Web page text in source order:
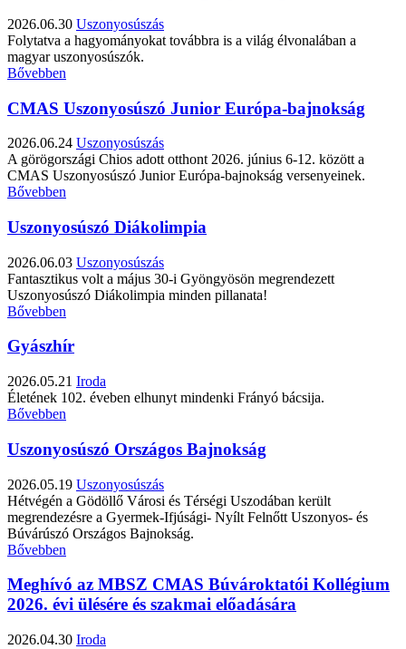
2026.06.30 Uszonyosúszás
Folytatva a hagyományokat továbbra is a világ élvonalában a
magyar uszonyosúszók.
Bővebben
CMAS Uszonyosúszó Junior Európa-bajnokság
2026.06.24 Uszonyosúszás
A görögországi Chios adott otthont 2026. június 6-12. között a
CMAS Uszonyosúszó Junior Európa-bajnokság versenyeinek.
Bővebben
Uszonyosúszó Diákolimpia
2026.06.03 Uszonyosúszás
Fantasztikus volt a május 30-i Gyöngyösön megrendezett
Uszonyosúszó Diákolimpia minden pillanata!
Bővebben
Gyászhír
2026.05.21 Iroda
Életének 102. éveben elhunyt mindenki Frányó bácsija.
Bővebben
Uszonyosúszó Országos Bajnokság
2026.05.19 Uszonyosúszás
Hétvégén a Gödöllő Városi és Térségi Uszodában került
megrendezésre a Gyermek-Ifjúsági- Nyílt Felnőtt Uszonyos- és
Búvárúszó Országos Bajnokság.
Bővebben
Meghívó az MBSZ CMAS Búvároktatói Kollégium
2026. évi ülésére és szakmai előadására
2026.04.30 Iroda